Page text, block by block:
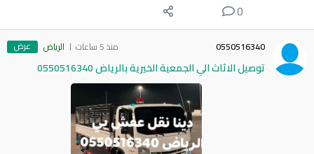
0
0550516340 منذ 5 ساعات الرياض عرض
توصيل الاثاث الي الجمعية الخيرية بالرياض 0550516340